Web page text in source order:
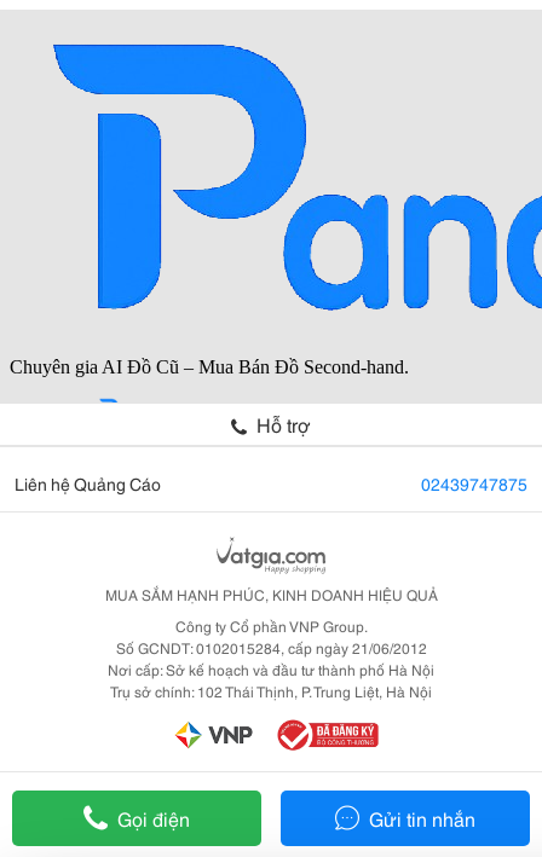
Gọi điện Gửi tin nhắn
Hỗ trợ
Liên hệ Quảng Cáo 02439747875
MUA SẮM HẠNH PHÚC, KINH DOANH HIỆU QUẢ
Công ty Cổ phần VNP Group.
Số GCNDT: 0102015284, cấp ngày 21/06/2012
Nơi cấp: Sở kế hoạch và đầu tư thành phố Hà Nội
Trụ sở chính: 102 Thái Thịnh, P. Trung Liệt, Hà Nội